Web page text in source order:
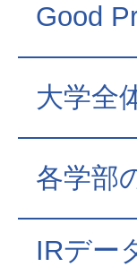
Good
大学全
各学部
IRデー